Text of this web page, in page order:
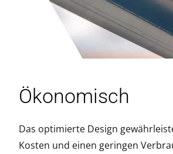
Ökonomisch
Das optimierte Design
Kosten und einen geringen